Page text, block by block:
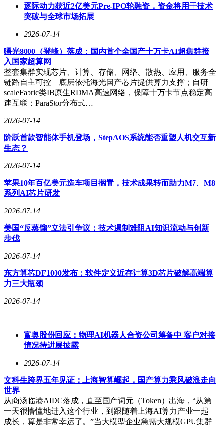
期设计到批量交付的全流程快速响应能力。随着中国车企加速
出海，供应链的全球化能力成为核心竞争力，但不同区域的法
需求的矛盾日益凸显。
这些挑战表明，行业发展逻辑发生了根本性转变，电气架构供
应商不能再仅仅是零部件制造商，而要成为整车厂的“系统级
合作伙伴”，深度参与整车架构的定义与开发。维智捷的核心
竞争力，正是源于对全流程数智化的持续投入。
在生产端，维智捷全面落地了自动化集成制造系统
从客户订单预测、原材料接收，到智能下线、全自动与半自动
插线总装，再到成品检验发运的生产全生命周期。AIMS实现
了质量管控节点前移与高度自动化的智能生产排序，确保全流
程精准追溯。祁松强调：“你的生产流程如果不做标准化，你
做数字化、自动化就像在沙地建高楼一样，根基是不稳
产品质量与准时交付率均达到99.9%的行业顶尖水平。
构开发的全流程自动化，将绘图时间缩短50%。在此基础上推
出的工程AI智能体，能够自动完成多格式图纸转换与智能变
更，CHS、E3等专业软件图纸的数据转换率达到100%，图纸
变更工作量减少18%。维智捷亚太区自动化信息技术部总监胡
中瑞透露了自研数字化的底层逻辑：“八年间我们开发了上百
己的设备、自己的工艺、自己的痛点。”更重要的是，这套自
研系统积累了海量一线数据，为AI训练提供了基础。
新能源汽车的续航与成本压力，对电气架构的轻量化提出了极
线优化后，“回路数量减少21%，回路长度减少10%，线束重
量减轻16%，焊点数量大幅减少了81%”。在导线材料方面，
重30%、降铜73%，荣获第十届铃轩奖材料类金奖并实现量
产；0.75mm²铜包铝导线减重35%、降铜76%，解决了铝导线
需要特殊端子与压接工艺的行业痛点；柔性扁平导线（FFC）
可节省60%的车内空间。
独立上市后的维智捷，正将汽车领域积累的核心技术能力向更
逐际动力获近2亿美元Pre-IPO轮融资，资金将用于技术
突破与全球市场拓展
2026-07-14
曙光8000（登峰）落成：国内首个全国产十万卡AI超集群接
入国家超算网
整套集群实现芯片、计算、存储、网络、散热、应用、服务全
链路自主可控：底层依托海光国产芯片提供算力支撑；自研
scaleFabric类IB原生RDMA高速网络，保障十万卡节点稳定高
速互联；ParaStor分布式…
2026-07-14
阶跃首款智能体手机登场，StepAOS系统能否重塑人机交互新
生态？
2026-07-14
苹果10年百亿美元造车项目搁置，技术成果转而助力M7、M8
系列AI芯片研发
2026-07-14
美国“反蒸馏”立法引争议：技术遏制难阻AI知识流动与创新
步伐
2026-07-14
东方算芯DF1000发布：软件定义近存计算3D芯片破解高端算
力三大瓶颈
2026-07-14
富奥股份回应：物理AI机器人合资公司筹备中 客户对接
情况待进展披露
2026-07-14
文科生跨界五年见证：上海智算崛起，国产算力乘风破浪走向
世界
从商汤临港AIDC落成，直至国产词元（Token）出海，“从第
一天很懵懂地进入这个行业，到跟随着上海AI算力产业一起
成长，算是非常幸运了。”当大模型企业急需大规模GPU集群